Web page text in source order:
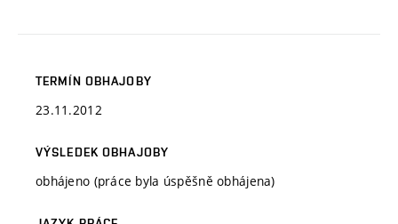
TERMÍN OBHAJOBY
23.11.2012
VÝSLEDEK OBHAJOBY
obhájeno (práce byla úspěšně obhájena)